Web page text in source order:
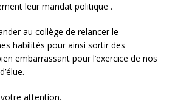
leur mandat politique .
au collège de relancer le
habilités pour ainsi sortir des
embarrassant pour l’exercice de nos
attention.